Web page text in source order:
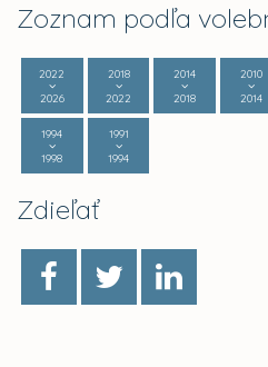
Zoznam podľa
2022
2026
2018
2022
2014
2018
2010
2014
1994
1998
1991
1994
Zdieľať